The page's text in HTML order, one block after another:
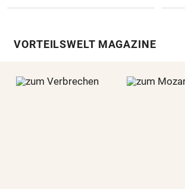
VORTEILSWELT MAGAZINE